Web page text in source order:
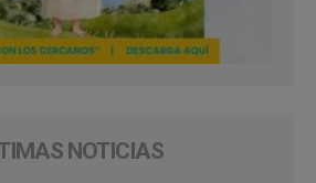
NOTICIAS